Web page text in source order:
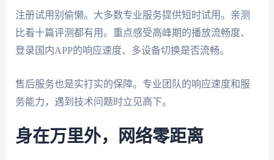
注册试用别偷懒。大多数专业服务提供短时试用。亲测
比看十篇评测都有用。重点感受高峰期的播放流畅度、
登录国内APP的响应速度、多设备切换是否流畅。
售后服务也是实打实的保障。专业团队的响应速度和服
务能力，遇到技术问题时立见高下。
身在万里外，网络零距离